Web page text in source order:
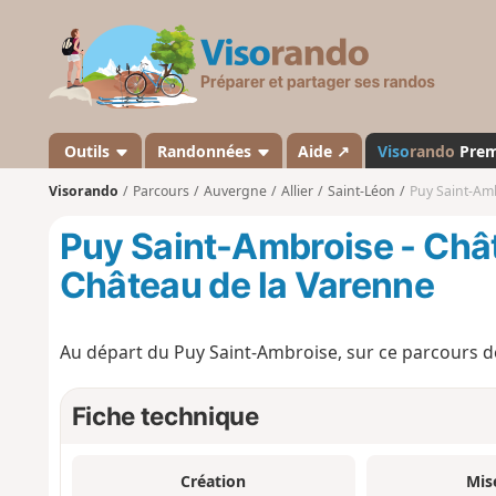
s
a
n
d
Outils Randonnées Aide ↗ Visorando
Visorando Parcours Auvergne Allier Saint-Léon Puy Saint-
Puy Saint-Ambroise -
Château de la Varenne
Au départ du Puy Saint-Ambroise, sur ce parcours
Fiche technique
Création